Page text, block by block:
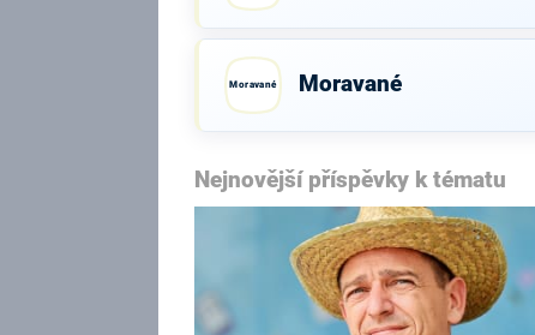
Moravané Moravané
Nejnovější příspěvky k tématu